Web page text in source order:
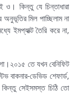
ও। কিন্তু যে চিন্তাধারা
মিল পাচ্ছিলাম না
ইমপ্যাক্ট তৈরি করে না,
তে যখন বেনিফিট
বাকনার-ডেভিড শেফার্ড,
কিন্তু সেইসমস্ত চিঠি তো